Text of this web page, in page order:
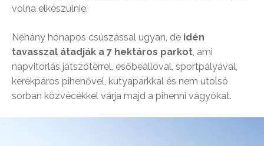
volna elkészülnie.
Néhány hónapos csúszással ugyan, de idén
tavasszal átadják a 7 hektáros parkot, ami
napvitorlás játszótérrel, esőbeállóval, sportpályával,
kerékpáros pihenővel, kutyaparkkal és nem utolsó
sorban közvécékkel várja majd a pihenni vágyókat.